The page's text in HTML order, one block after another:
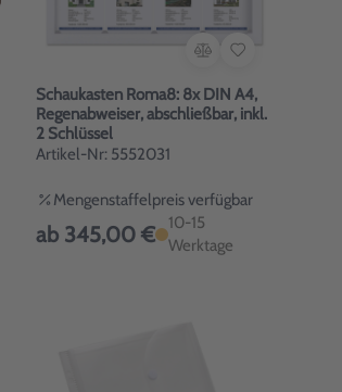
Schaukasten Roma8: 8x DIN A4,
Regenabweiser, abschließbar, inkl.
2 Schlüssel
Artikel-Nr: 5552031
Mengenstaffelpreis verfügbar
ab 345,00 €
10-15
Werktage